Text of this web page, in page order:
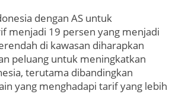
dengan AS untuk
menjadi 19 persen yang menjadi
di kawasan diharapkan
peluang untuk meningkatkan
terutama dibandingkan
yang menghadapi tarif yang lebih